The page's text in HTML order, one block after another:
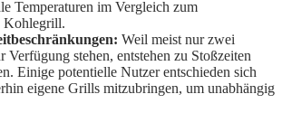
Temperaturen im Vergleich zum
Kohlegrill.
Weil meist nur zwei
Verfügung stehen, entstehen zu Stoßzeiten
Einige potentielle Nutzer entschieden sich
eigene Grills mitzubringen, um unabhängig